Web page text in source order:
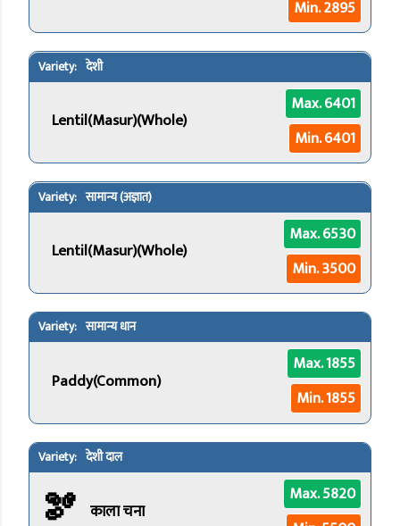
Min. 2895
देशी
Lentil(Masur)(Whole)
Max. 6401
Min. 6401
सामान्य (अज्ञात)
Lentil(Masur)(Whole)
Max. 6530
Min. 3500
सामान्य धान
Paddy(Common)
Max. 1855
Min. 1855
देशी दाल
🫘 काला चना
Max. 5820